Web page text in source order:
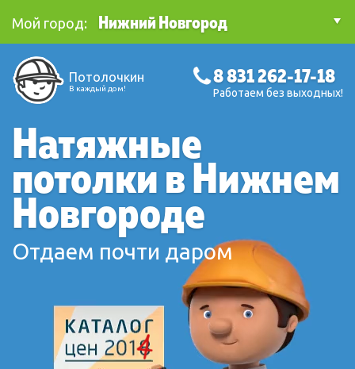
Мой город: Нижний Новгород
Потолочкин
В каждый дом!
8 831 262-17-18
Работаем без выходных!
Натяжные
потолки в Нижнем
Новгороде
Отдаем почти даром